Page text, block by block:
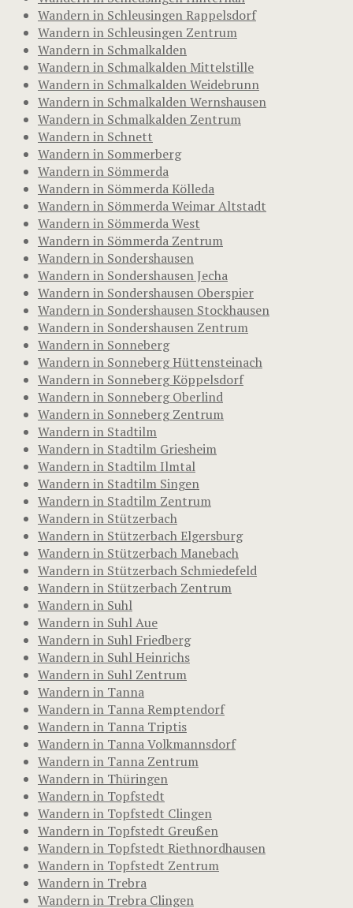
Wandern in Schleusingen Rappelsdorf
Wandern in Schleusingen Zentrum
Wandern in Schmalkalden
Wandern in Schmalkalden Mittelstille
Wandern in Schmalkalden Weidebrunn
Wandern in Schmalkalden Wernshausen
Wandern in Schmalkalden Zentrum
Wandern in Schnett
Wandern in Sommerberg
Wandern in Sömmerda
Wandern in Sömmerda Kölleda
Wandern in Sömmerda Weimar Altstadt
Wandern in Sömmerda West
Wandern in Sömmerda Zentrum
Wandern in Sondershausen
Wandern in Sondershausen Jecha
Wandern in Sondershausen Oberspier
Wandern in Sondershausen Stockhausen
Wandern in Sondershausen Zentrum
Wandern in Sonneberg
Wandern in Sonneberg Hüttensteinach
Wandern in Sonneberg Köppelsdorf
Wandern in Sonneberg Oberlind
Wandern in Sonneberg Zentrum
Wandern in Stadtilm
Wandern in Stadtilm Griesheim
Wandern in Stadtilm Ilmtal
Wandern in Stadtilm Singen
Wandern in Stadtilm Zentrum
Wandern in Stützerbach
Wandern in Stützerbach Elgersburg
Wandern in Stützerbach Manebach
Wandern in Stützerbach Schmiedefeld
Wandern in Stützerbach Zentrum
Wandern in Suhl
Wandern in Suhl Aue
Wandern in Suhl Friedberg
Wandern in Suhl Heinrichs
Wandern in Suhl Zentrum
Wandern in Tanna
Wandern in Tanna Remptendorf
Wandern in Tanna Triptis
Wandern in Tanna Volkmannsdorf
Wandern in Tanna Zentrum
Wandern in Thüringen
Wandern in Topfstedt
Wandern in Topfstedt Clingen
Wandern in Topfstedt Greußen
Wandern in Topfstedt Riethnordhausen
Wandern in Topfstedt Zentrum
Wandern in Trebra
Wandern in Trebra Clingen